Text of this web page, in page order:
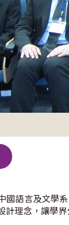
國語言及文學
計理念，讓學